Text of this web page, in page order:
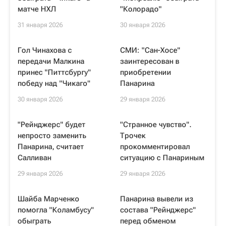
матче НХЛ
31 января 2026
"Колорадо"
30 января 2026
Гол Чинахова с
передачи Малкина
принес "Питтсбургу"
победу над "Чикаго"
30 января 2026
СМИ: "Сан-Хосе"
заинтересован в
приобретении
Панарина
29 января 2026
"Рейнджерс" будет
непросто заменить
Панарина, считает
Салливан
29 января 2026
"Странное чувство".
Трочек
прокомментировал
ситуацию с Панариным
29 января 2026
Шайба Марченко
помогла "Коламбусу"
обыграть
Панарина вывели из
состава "Рейнджерс"
перед обменом